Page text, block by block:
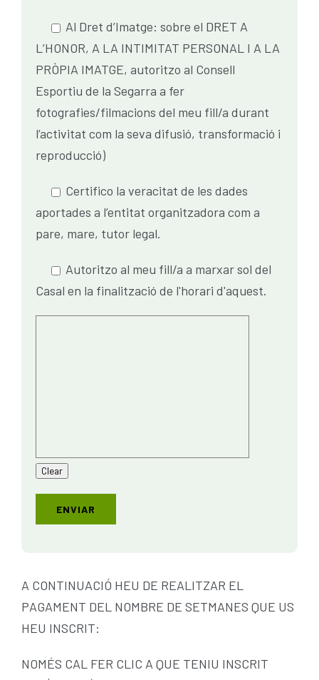
Al Dret d’Imatge: sobre el DRET A
L’HONOR, A LA INTIMITAT PERSONAL I A LA
PRÒPIA IMATGE, autoritzo al Consell
Esportiu de la Segarra a fer
fotografies/filmacions del meu fill/a durant
l’activitat com la seva difusió, transformació i
reproducció)
Certifico la veracitat de les dades
aportades a l’entitat organitzadora com a
pare, mare, tutor legal.
Autoritzo al meu fill/a a marxar sol del
Casal en la finalització de l'horari d'aquest.
A CONTINUACIÓ HEU DE REALITZAR EL
PAGAMENT DEL NOMBRE DE SETMANES QUE US
HEU INSCRIT:
NOMÉS CAL FER CLIC A QUE TENIU INSCRIT